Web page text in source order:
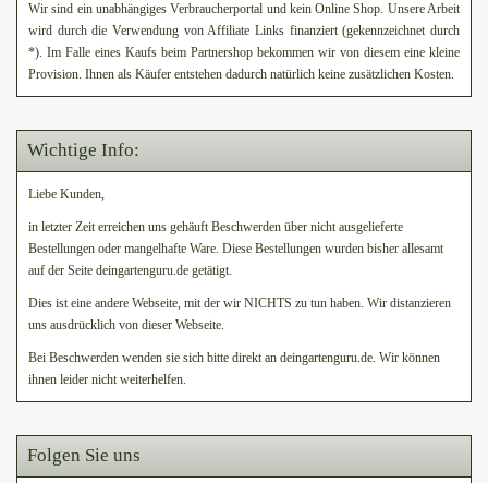
Wir sind ein unabhängiges Verbraucherportal und kein Online Shop. Unsere Arbeit
wird durch die Verwendung von Affiliate Links finanziert (gekennzeichnet durch
*). Im Falle eines Kaufs beim Partnershop bekommen wir von diesem eine kleine
Provision. Ihnen als Käufer entstehen dadurch natürlich keine zusätzlichen Kosten.
Wichtige Info:
Liebe Kunden,
in letzter Zeit erreichen uns gehäuft Beschwerden über nicht ausgelieferte
Bestellungen oder mangelhafte Ware. Diese Bestellungen wurden bisher allesamt
auf der Seite deingartenguru.de getätigt.
Dies ist eine andere Webseite, mit der wir NICHTS zu tun haben. Wir distanzieren
uns ausdrücklich von dieser Webseite.
Bei Beschwerden wenden sie sich bitte direkt an deingartenguru.de. Wir können
ihnen leider nicht weiterhelfen.
Folgen Sie uns